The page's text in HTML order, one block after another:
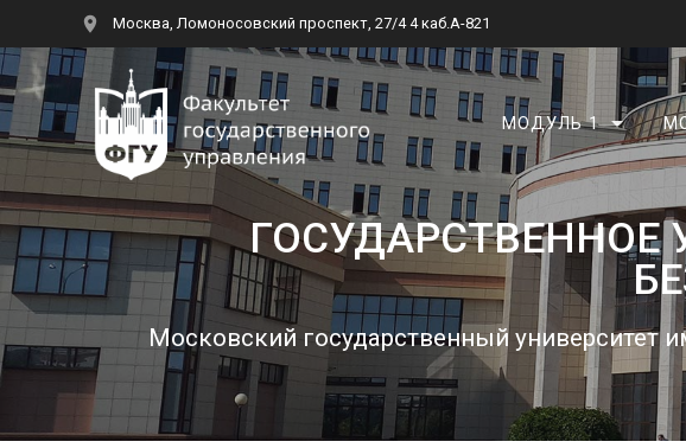
контенту
Москва, Ломоносовский проспект, 27/4 4 каб.А-821
МОДУЛЬ 1
ГОСУДАРСТВЕННОЕ
Московский государственный университет